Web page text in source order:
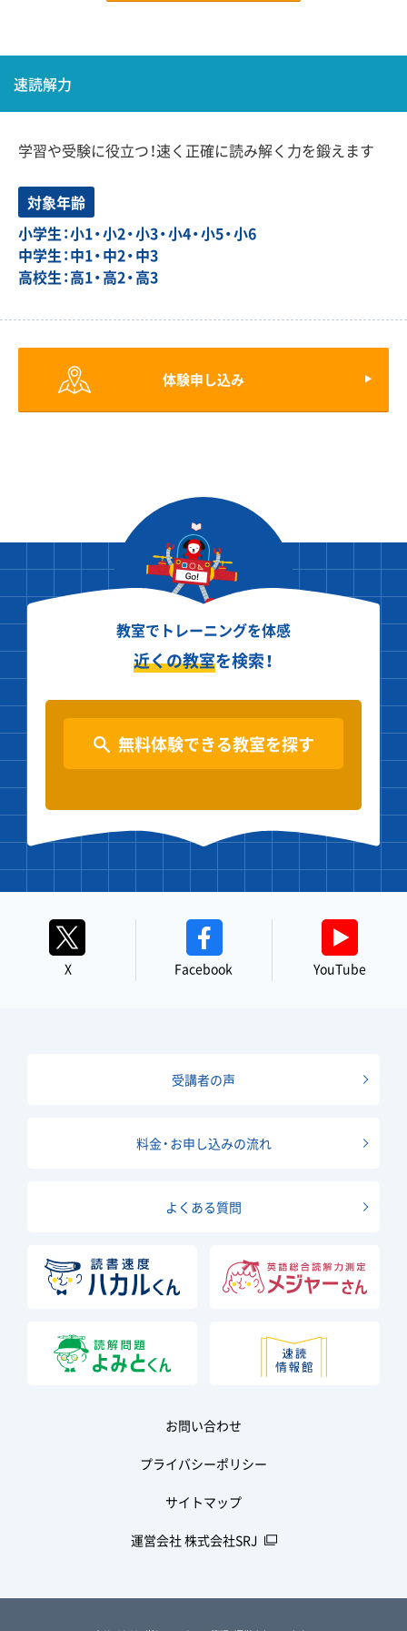
速読解力
学習や受験に役立つ！速く正確に読み解く力を鍛えます
対象年齢
小学生：小1・小2・小3・小4・小5・小6
中学生：中1・中2・中3
高校生：高1・高2・高3
体験申し込み
教室でトレーニングを体感
近くの教室を検索！
無料体験できる教室を探す
X Facebook YouTube
受講者の声
料金・お申し込みの流れ
よくある質問
お問い合わせ
プライバシーポリシー
サイトマップ
運営会社 株式会社SRJ